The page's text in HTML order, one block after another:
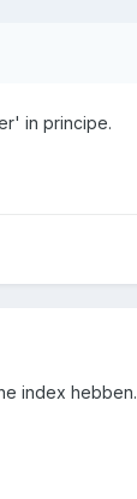
in principe.
index hebben.